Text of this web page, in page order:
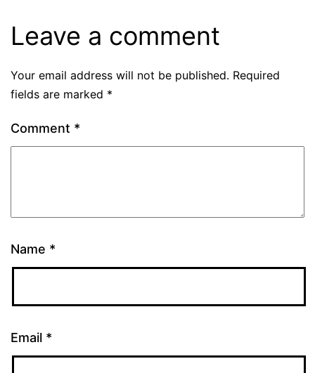
Leave a comment
Your email address will not be published. Required
fields are marked *
Comment *
Name *
Email *